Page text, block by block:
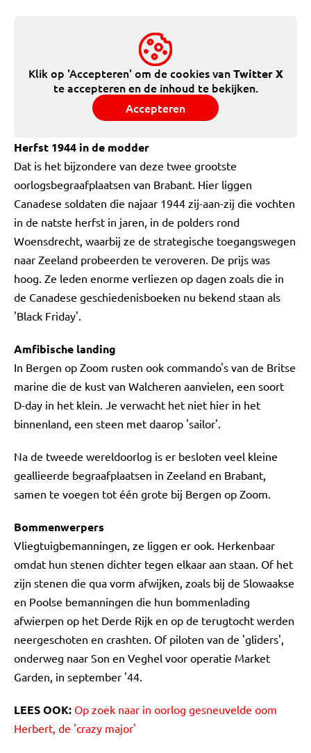
Klik op 'Accepteren' om de cookies vanTwitter X
te accepteren en de inhoud te bekijken.
Accepteren
Herfst 1944 in de modder
Dat is het bijzondere van deze twee grootste
oorlogsbegraafplaatsen van Brabant. Hier liggen
Canadese soldaten die najaar 1944 zij-aan-zij die vochten
in de natste herfst in jaren, in de polders rond
Woensdrecht, waarbij ze de strategische toegangswegen
naar Zeeland probeerden te veroveren. De prijs was
hoog. Ze leden enorme verliezen op dagen zoals die in
de Canadese geschiedenisboeken nu bekend staan als
'Black Friday'.
Amfibische landing
In Bergen op Zoom rusten ook commando's van de Britse
marine die de kust van Walcheren aanvielen, een soort
D-day in het klein. Je verwacht het niet hier in het
binnenland, een steen met daarop 'sailor'.
Na de tweede wereldoorlog is er besloten veel kleine
geallieerde begraafplaatsen in Zeeland en Brabant,
samen te voegen tot één grote bij Bergen op Zoom.
Bommenwerpers
Vliegtuigbemanningen, ze liggen er ook. Herkenbaar
omdat hun stenen dichter tegen elkaar aan staan. Of het
zijn stenen die qua vorm afwijken, zoals bij de Slowaakse
en Poolse bemanningen die hun bommenlading
afwierpen op het Derde Rijk en op de terugtocht werden
neergeschoten en crashten. Of piloten van de 'gliders',
onderweg naar Son en Veghel voor operatie Market
Garden, in september '44.
LEES OOK: Op zoek naar in oorlog gesneuvelde oom
Herbert, de 'crazy major'